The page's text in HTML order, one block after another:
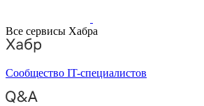
Все сервисы Хабра
Сообщество IT-специалистов